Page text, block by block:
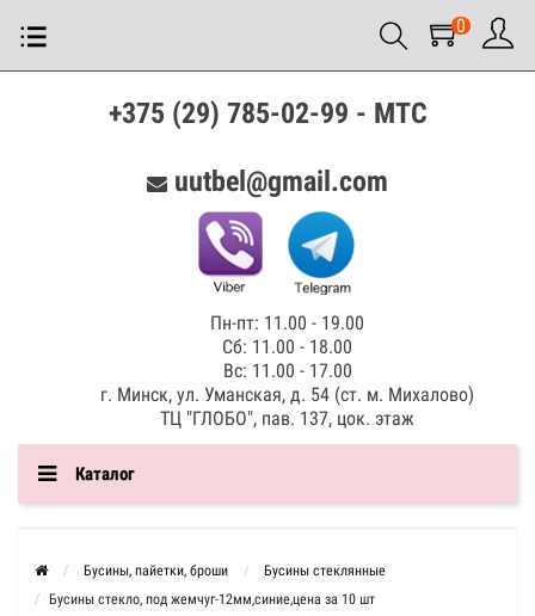
0
+375 (29) 785-02-99 - МТС
uutbel@gmail.com
Пн-пт: 11.00 - 19.00
Сб: 11.00 - 18.00
Вс: 11.00 - 17.00
г. Минск, ул. Уманская, д. 54 (ст. м. Михалово)
ТЦ "ГЛОБО", пав. 137, цок. этаж
Каталог
Бусины, пайетки, броши
Бусины стеклянные
Бусины стекло, под жемчуг-12мм,синие,цена за 10 шт